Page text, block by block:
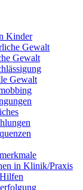
Kinder
Gewalt
Gewalt
Gewalt
in Klinik/Praxis